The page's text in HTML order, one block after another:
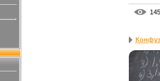
Конфуз